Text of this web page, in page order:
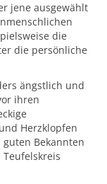
jene ausgewählt
die
die persönliche
ängstlich und
ihren
Herzklopfen
Bekannten